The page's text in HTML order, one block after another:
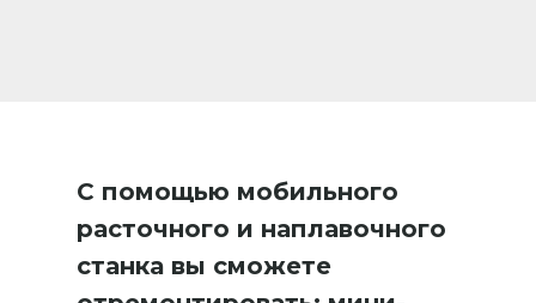
С помощью мобильного
расточного и наплавочного
станка вы сможете